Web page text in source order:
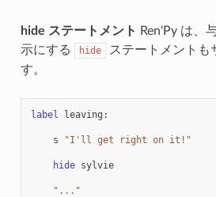
hide ステートメント Ren'Py は、
示にする
hide
ステートメントも
す。
label leaving :
s "I'll get right on it!"
hide sylvie
"..."